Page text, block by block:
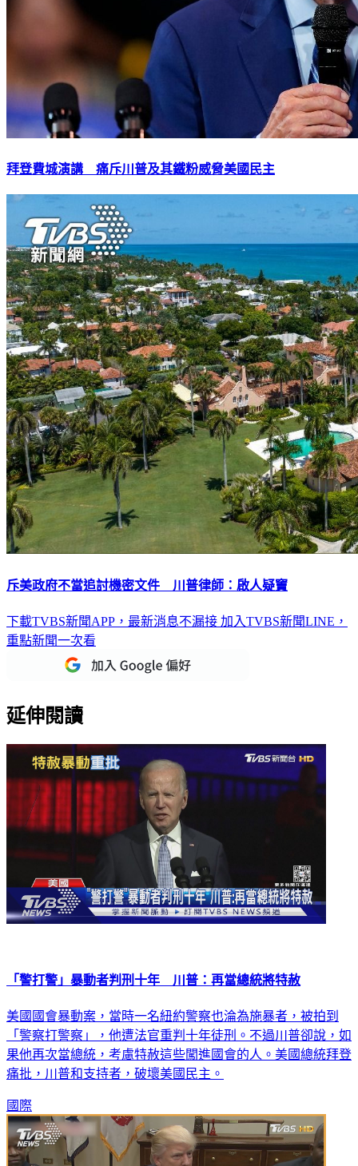
拜登費城演講 痛斥川普及其鐵粉威脅美國民主
斥美政府不當追討機密文件 川普律師：啟人疑竇
下載TVBS新聞APP，最新消息不漏接 加入TVBS新聞LINE，
重點新聞一次看
延伸閱讀
「警打警」暴動者判刑十年 川普：再當總統將特赦
美國國會暴動案，當時一名紐約警察也淪為施暴者，被拍到
「警察打警察」，他遭法官重判十年徒刑。不過川普卻說，如
果他再次當總統，考慮特赦這些闖進國會的人。美國總統拜登
痛批，川普和支持者，破壞美國民主。
國際